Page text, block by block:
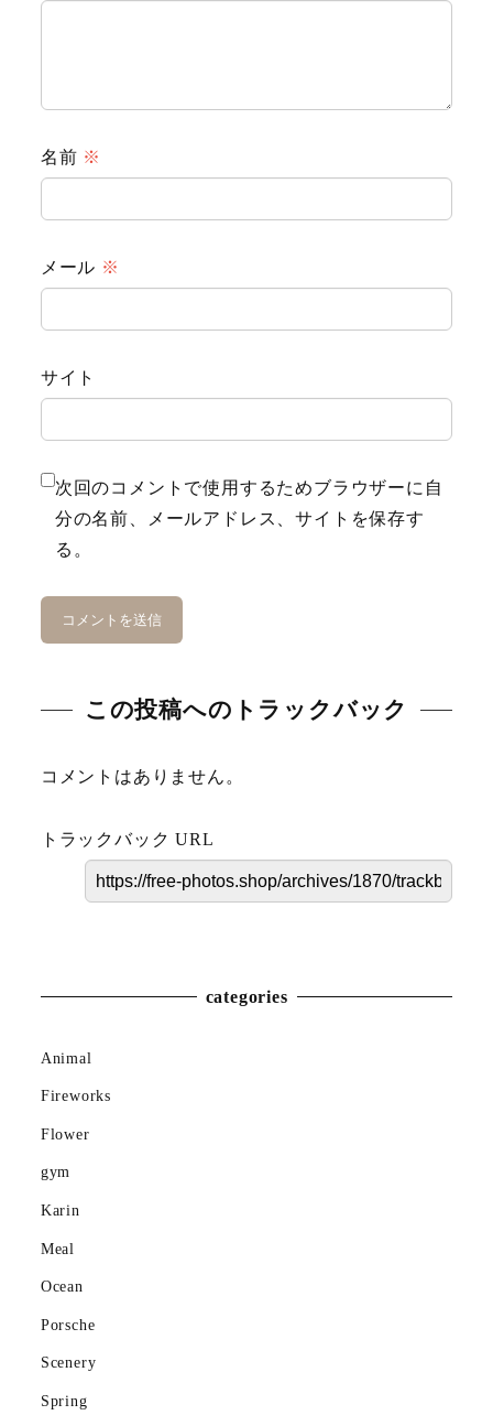
Scenery
名前 ※
メール ※
サイト
次回のコメントで使用するためブラウザーに自
分の名前、メールアドレス、サイトを保存す
る。
この投稿へのトラックバック
コメントはありません。
トラックバック URL
categories
Animal
Fireworks
Flower
gym
Karin
Meal
Ocean
Porsche
Scenery
Spring